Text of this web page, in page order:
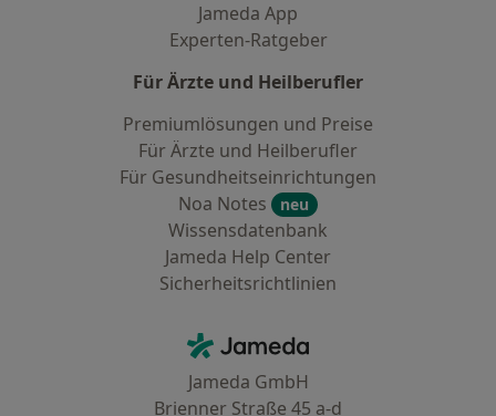
Jameda App
Experten-Ratgeber
Für Ärzte und Heilberufler
Premiumlösungen und Preise
Für Ärzte und Heilberufler
Für Gesundheitseinrichtungen
Noa Notes
neu
Wissensdatenbank
Jameda Help Center
Sicherheitsrichtlinien
Jameda - Startseite
Jameda GmbH
Brienner Straße 45 a-d